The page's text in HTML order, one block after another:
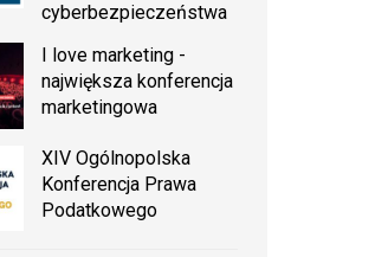
cyberbezpieczeństwa
I love marketing -
największa konferencja
marketingowa
XIV Ogólnopolska
Konferencja Prawa
Podatkowego